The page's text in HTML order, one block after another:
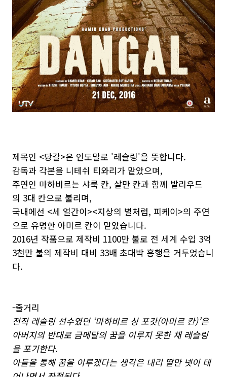
제목인 <당갈>은 인도말로 '레슬링'을 뜻합니다.
감독과 각본을 니테쉬 티와리가 맡았으며,
주연인 마하비르는 샤룩 칸, 살만 칸과 함께 발리우드
의 3대 칸으로 불리며,
국내에선 <세 얼간이><지상의 별처럼, 피케이>의 주연
으로 유명한 아미르 칸이 맡았습니다.
2016년 작품으로 제작비 1100만 불로 전 세계 수입 3억
3천만 불의 제작비 대비 33배 초대박 흥행을 거두었습니
다.
-줄거리
전직 레슬링 선수였던 ‘마하비르 싱 포갓(아미르 칸)’은
아버지의 반대로 금메달의 꿈을 이루지 못한 채 레슬링
을 포기한다.
아들을 통해 꿈을 이루겠다는 생각은 내리 딸만 넷이 태